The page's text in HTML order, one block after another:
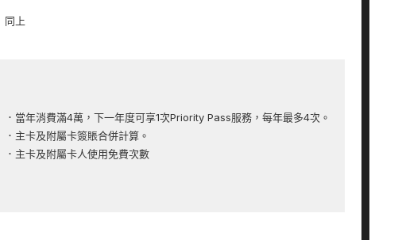
同上
．當年消費滿4萬，下一年度可享1次Priority Pass服務，每年最多4次。
．主卡及附屬卡簽賬合併計算。
．主卡及附屬卡人使用免費次數